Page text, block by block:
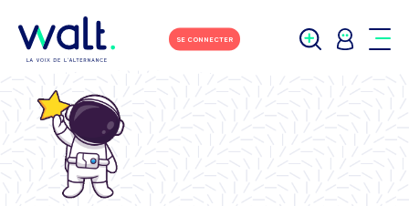
SE CONNECTER